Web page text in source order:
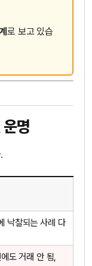
로 보고 있습
명
낙찰되는 사례 다
도 거래 안 됨,